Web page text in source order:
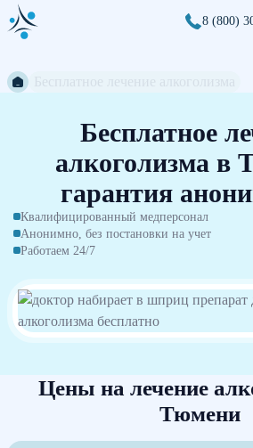
8 (800)
Бесплатное
алкоголизма в
гарантия
Квалифицированный медперсонал
Анонимно, без постановки на учет
Работаем 24/7
Цены на лечение
Тюмени